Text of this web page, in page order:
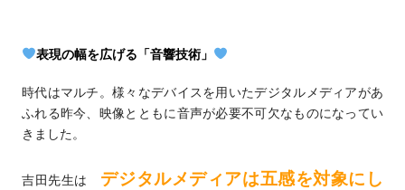
表現の幅を広げる「音響技術」
時代はマルチ。様々なデバイスを用いたデジタルメディアがあ
ふれる昨今、映像とともに音声が必要不可欠なものになってい
きました。
吉田先生は デジタルメディアは五感を対象にし